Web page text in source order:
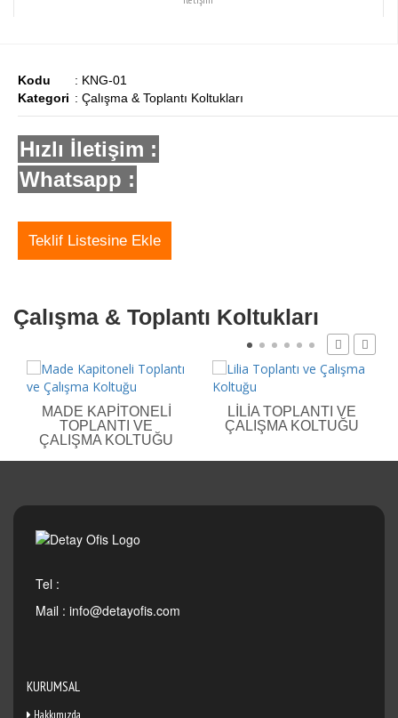
Kodu
: KNG-01
Kategori : Çalışma & Toplantı Koltukları
Hızlı İletişim :
Whatsapp :
Teklif Listesine Ekle
Çalışma & Toplantı Koltukları
MADE KAPITONELI
TOPLANTI VE
ÇALIŞMA KOLTUĞU
LILIA TOPLANTI VE
ÇALIŞMA KOLTUĞU
Tel :
Mail : info@detayofis.com
KURUMSAL
Hakkımızda